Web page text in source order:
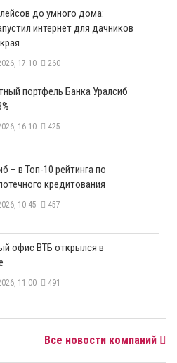
до умного дома:
интернет для дачников
17:10 260
портфель Банка Уралсиб
16:10 425
– в Топ-10 рейтинга по
кредитования
10:45 457
офис ВТБ открылся в
11:00 491
Все новости компаний